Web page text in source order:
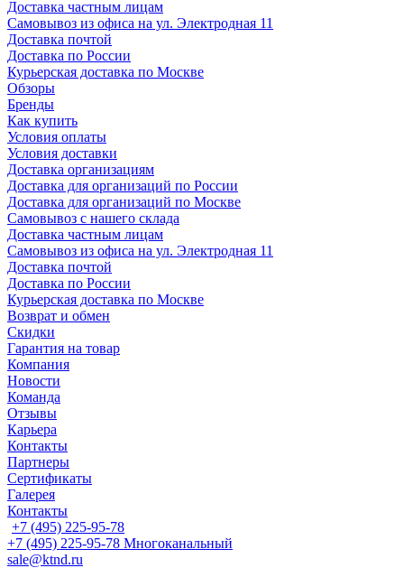
Доставка частным лицам
Самовывоз из офиса на ул. Электродная 11
Доставка почтой
Доставка по России
Курьерская доставка по Москве
Обзоры
Бренды
Как купить
Условия оплаты
Условия доставки
Доставка организациям
Доставка для организаций по России
Доставка для организаций по Москве
Самовывоз с нашего склада
Доставка частным лицам
Самовывоз из офиса на ул. Электродная 11
Доставка почтой
Доставка по России
Курьерская доставка по Москве
Возврат и обмен
Скидки
Гарантия на товар
Компания
Новости
Команда
Отзывы
Карьера
Контакты
Партнеры
Сертификаты
Галерея
Контакты
+7 (495) 225-95-78
+7 (495) 225-95-78 Многоканальный
sale@ktnd.ru